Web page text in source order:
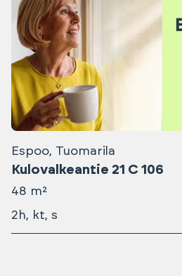
Espoo, Tuomarila
Kulovalkeantie 21 C 106
48 m²
2h, kt, s